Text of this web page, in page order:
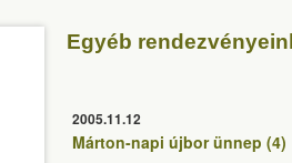
Egyéb
2005.11.12
Márton-napi újbor ünnep (4)